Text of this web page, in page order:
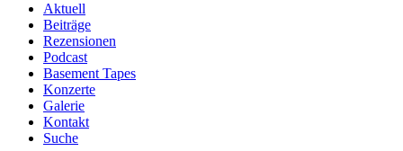
Aktuell
Beiträge
Rezensionen
Podcast
Basement Tapes
Konzerte
Galerie
Kontakt
Suche